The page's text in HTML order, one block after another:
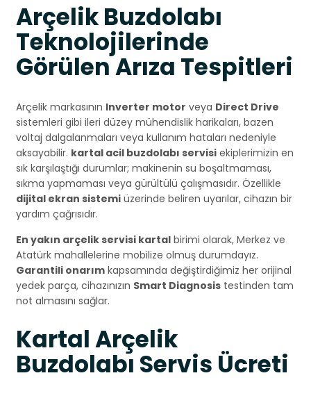
Arçelik Buzdolabı
Teknolojilerinde
Görülen Arıza Tespitleri
Arçelik markasının Inverter motor veya Direct Drive
sistemleri gibi ileri düzey mühendislik harikaları, bazen
voltaj dalgalanmaları veya kullanım hataları nedeniyle
aksayabilir. kartal acil buzdolabı servisi ekiplerimizin en
sık karşılaştığı durumlar; makinenin su boşaltmaması,
sıkma yapmaması veya gürültülü çalışmasıdır. Özellikle
dijital ekran sistemi üzerinde beliren uyarılar, cihazın bir
yardım çağrısıdır.
En yakın arçelik servisi kartal birimi olarak, Merkez ve
Atatürk mahallelerine mobilize olmuş durumdayız.
Garantili onarım kapsamında değiştirdiğimiz her orijinal
yedek parça, cihazınızın Smart Diagnosis testinden tam
not almasını sağlar.
Kartal Arçelik
Buzdolabı Servis Ücreti